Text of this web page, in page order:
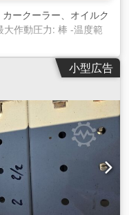
ークーラー、オイルク
作動圧力: 棒 -温度範
420/120/H650 mm
小型広告